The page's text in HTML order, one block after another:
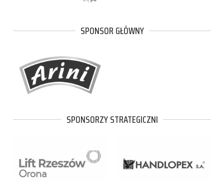
SPONSOR GŁÓWNY
SPONSORZY STRATEGICZNI